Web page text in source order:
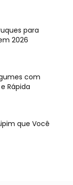
para
2026
com
Rápida
que Você